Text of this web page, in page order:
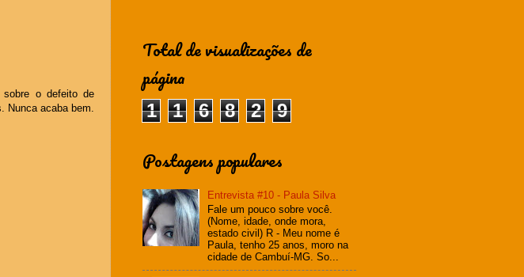
sobre o defeito de
Nunca acaba bem.
Total de visualizações de
página
1 1 6 8 2 9
Postagens populares
Entrevista #10 - Paula Silva
Fale um pouco sobre você.
(Nome, idade, onde mora,
estado civil) R - Meu nome é
Paula, tenho 25 anos, moro na
cidade de Cambuí-MG. So...